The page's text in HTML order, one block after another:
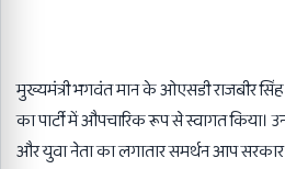
मुख्यमंत्री भगवंत मान के ओएसडी राजबीर
का पार्टी में औपचारिक रूप से स्वागत किया।
और युवा नेता का लगातार समर्थन आप